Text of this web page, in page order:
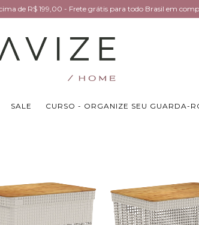
de R$ 199,00 - Frete grátis para todo Brasil em
SALE CURSO - ORGANIZE SEU GUARDA-